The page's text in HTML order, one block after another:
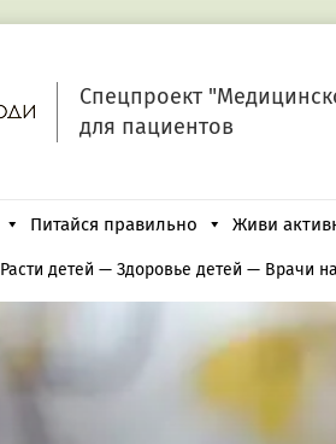
Спецпроект
для пациентов
Питайся правильно Живи
Расти детей — Здоровье детей — Врачи